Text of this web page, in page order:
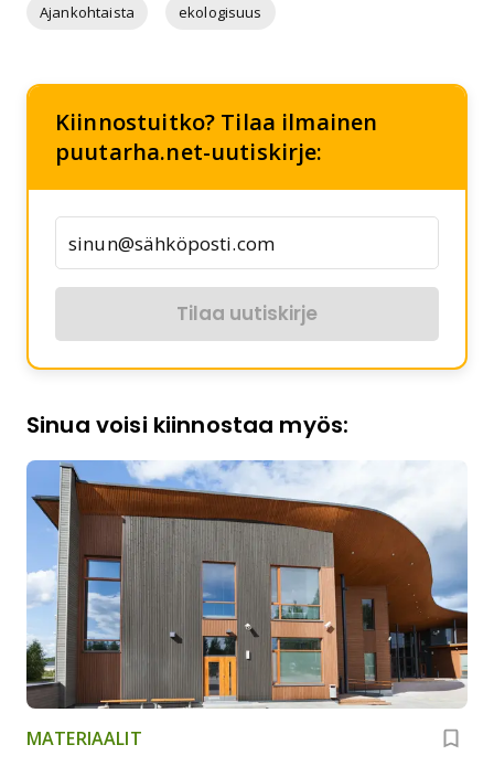
Ajankohtaista ekologisuus
Kiinnostuitko? Tilaa ilmainen
puutarha.net-uutiskirje:
Tilaa uutiskirje
Sinua voisi kiinnostaa myös:
MATERIAALIT